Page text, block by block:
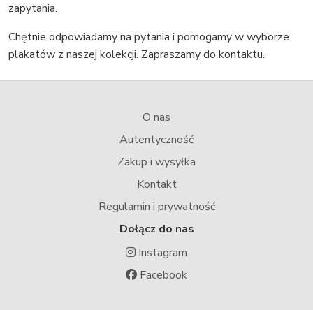
zapytania.
Chętnie odpowiadamy na pytania i pomogamy w wyborze
plakatów z naszej kolekcji. Zapraszamy do kontaktu.
O nas
Autentyczność
Zakup i wysyłka
Kontakt
Regulamin i prywatność
Dołącz do nas
Instagram
Facebook